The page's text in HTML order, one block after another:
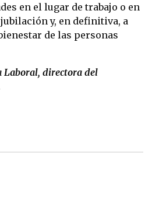
en el lugar de trabajo o en
y, en definitiva, a
de las personas
Laboral, directora del